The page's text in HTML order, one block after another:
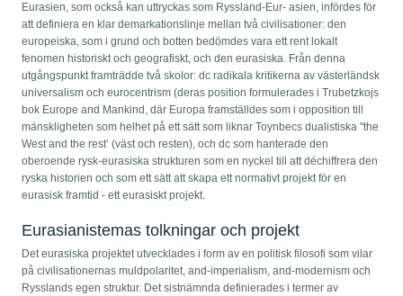
Eurasien, som också kan uttryckas som Ryssland-Eur- asien, infördes för
att definiera en klar demarkationslinje mellan två civilisationer: den
europeiska, som i grund och botten bedömdes vara ett rent lokalt
fenomen historiskt och geografiskt, och den eurasiska. Från denna
utgångspunkt framträdde två skolor: dc radikala kritikerna av västerländsk
universalism och eurocentrism (deras position formulerades i Trubetzkojs
bok Europe and Mankind, där Europa framställdes som i opposition till
mänskligheten som helhet på ett sätt som liknar Toynbecs dualistiska "the
West and the rest’ (väst och resten), och dc som hanterade den
oberoende rysk-eurasiska strukturen som en nyckel till att déchiffrera den
ryska historien och som ett sätt att skapa ett normativt projekt för en
eurasisk framtid - ett eurasiskt projekt.
Eurasianistemas tolkningar och projekt
Det eurasiska projektet utvecklades i form av en politisk filosofi som vilar
på civilisationernas muldpolaritet, and-imperialism, and-modernism och
Rysslands egen struktur. Det sistnämnda definierades i termer av